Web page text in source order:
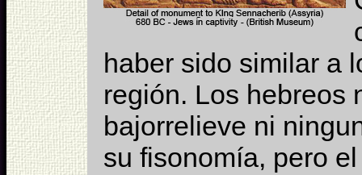
haber sido similar a
región. Los hebreos
bajorrelieve ni
su fisonomía, pero